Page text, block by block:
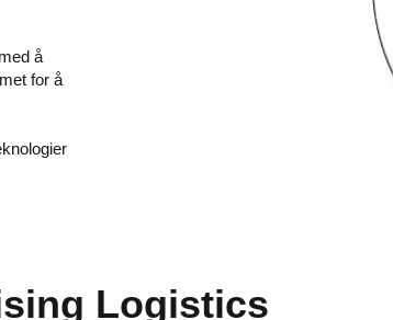
å
for å
Logistics